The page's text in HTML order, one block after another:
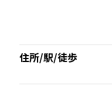
住所/駅/徒歩